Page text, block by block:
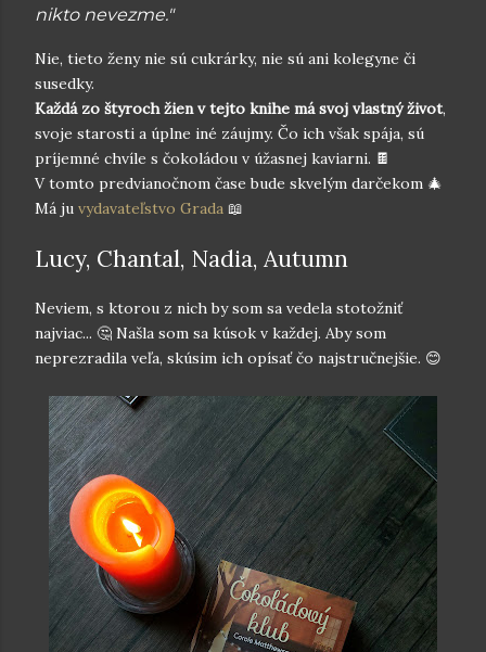
nikto nevezme."
Nie, tieto ženy nie sú cukrárky, nie sú ani kolegyne či
susedky.
Každá zo štyroch žien v tejto knihe má svoj vlastný život,
svoje starosti a úplne iné záujmy. Čo ich však spája, sú
príjemné chvíle s čokoládou v úžasnej kaviarni. 🍫
V tomto predvianočnom čase bude skvelým darčekom 🎄
Má ju vydavateľstvo Grada 📖
Lucy, Chantal, Nadia, Autumn
Neviem, s ktorou z nich by som sa vedela stotožniť
najviac... 🤔 Našla som sa kúsok v každej. Aby som
neprezradila veľa, skúsim ich opísať čo najstručnejšie. 😊